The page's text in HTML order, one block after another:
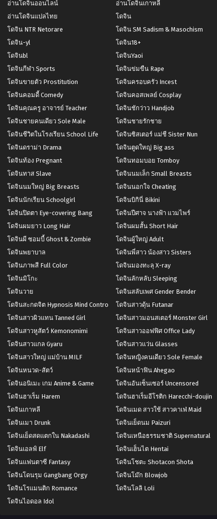
อ่านโดจินออนไลน์
อ่านโดจินเกาหลี
อ่านโดจินแปลไทย
โดจิน
โดจิน NTR Netorare
โดจิน SM Sadism & Masochism
โดจิน-yl
โดจิน18+
โดจินbl
โดจินYaoi
โดจินกีฬา Sports
โดจินข่มขืน Rape
โดจินขายตัว Prostitution
โดจินครอบครัว Incest
โดจินคอมดี้ Comedy
โดจินคอสเพลย์ Cosplay
โดจินคุณครู อาจารย์ Teacher
โดจินชักว่าว Handjob
โดจินชายคนเดียว Sole Male
โดจินชายรักชาย
โดจินชีวิตในโรงเรียน School Life
โดจินซิสเตอร์ แม่ชี Sister Nun
โดจินดราม่า Drama
โดจินตูดใหญ่ Big ass
โดจินท้อง Pregnant
โดจินทอมบอย Tomboy
โดจินทาส Slave
โดจินนมเล็ก Small Breasts
โดจินนมใหญ่ Big Breasts
โดจินนอกใจ Cheating
โดจินนักเรียน Schoolgirl
โดจินบิกินี่ Bikini
โดจินปิดตา Eye-covering Bang
โดจินปีศาจ นางฟ้า แวมไพร์
โดจินผมยาว Long Hair
โดจินผมสั้น Short Hair
โดจินผี ซอมบี้ Ghost & Zombie
โดจินผู้ใหญ่ Adult
โดจินพยาบาล
โดจินพี่สาว น้องสาว Sisters
โดจินภาพสี Full Color
โดจินมองทะลุ X-ray
โดจินมิโกะ
โดจินลักหลับ Sleeping
โดจินวาย
โดจินสลับเพศ Gender Bender
โดจินสะกดจิต Hypnosis Mind Control
โดจินสาวดุ้น Futanar
โดจินสาวผิวแทน Tanned Girl
โดจินสาวมอนสเตอร์ Monster Girl
โดจินสาวหูสัตว์ Kemonomimi
โดจินสาวออฟฟิศ Office Lady
โดจินสาวแกล Gyaru
โดจินสาวแว่น Glasses
โดจินสาวใหญ่ แม่บ้าน MILF
โดจินหญิงคนเดียว Sole Female
โดจินหนวด-สัตว์
โดจินหน้าฟิน Ahegao
โดจินอนิเมะ เกม Anime & Game
โดจินอันเซ็นเซอร์ Uncensored
โดจินฮาเร็ม Harem
โดจินฮาเร็มอีโรติก Harecchi-doujin
โดจินเกาหลี
โดจินเมด สาวใช้ สาวคาเฟ่ Maid
โดจินเมา Drunk
โดจินเย็ดนม Paizuri
โดจินเย็ดสดแตกใน Nakadashi
โดจินเหนือธรรมชาติ Supernatural
โดจินเอลฟ์ Elf
โดจินเฮ็นไต Hentai
โดจินแฟนตาซี Fantasy
โดจินโชตะ Shotacon Shota
โดจินโดนรุม Gangbang Orgy
โดจินโม๊ก Blowjob
โดจินโรแมนติก Romance
โดจินโลลิ Loli
โดจินไอดอล Idol